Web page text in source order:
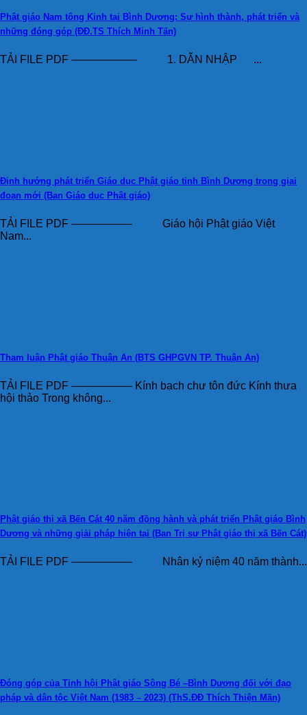
Phật giáo Nam tông Kinh tại Bình Dương: Sự hình thành, phát triển và
những đóng góp (ĐĐ.TS Thích Minh Tấn)
TẢI FILE PDF —————— 1. DẪN NHẬP ...
Định hướng phát triển Giáo dục Phật giáo tỉnh Bình Dương trong giai
đoạn mới (Ban Giáo dục Phật giáo)
TẢI FILE PDF —————– Giáo hội Phật giáo Việt
Nam...
Tham luận Phật giáo Thuận An (BTS GHPGVN TP. Thuận An)
TẢI FILE PDF —————– Kính bạch chư tôn đức Kính thưa
hội thảo Trong không...
Phật giáo thị xã Bến Cát 40 năm đồng hành và phát triển Phật giáo Bình
Dương và những giải pháp hiện tại (Ban Trị sự Phật giáo thị xã Bến Cát)
TẢI FILE PDF —————– Nhân kỷ niệm 40 năm thành...
Đóng góp của Tỉnh hội Phật giáo Sông Bé –Bình Dương đối với đạo
pháp và dân tộc Việt Nam (1983 – 2023) (ThS.ĐĐ Thích Thiện Mãn)